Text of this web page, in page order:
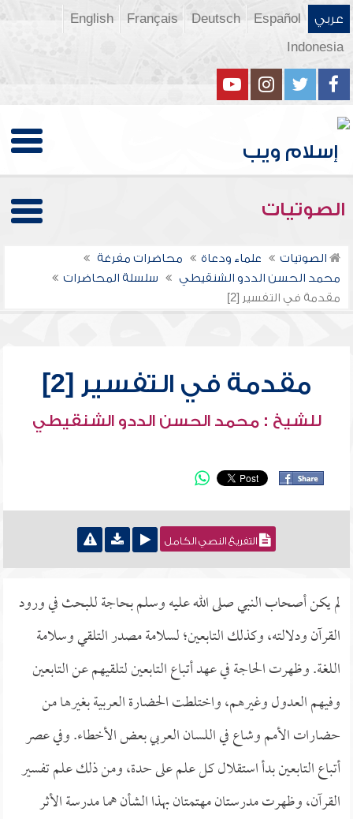
عربي Español
Deutsch
Français
English
Indonesia
الصوتيات
الصوتيات علماء ودعاة
محاضرات مفرغة
محمد الحسن الددو الشنقيطي
سلسلة المحاضرات
مقدمة في التفسير [2]
مقدمة في التفسير [2]
للشيخ : محمد الحسن الددو الشنقيطي
التفريغ النصي الكامل
لم يكن أصحاب النبي صلى الله عليه وسلم بحاجة للبحث في ورود
القرآن ودلالته، وكذلك التابعين؛ لسلامة مصدر التلقي وسلامة
اللغة. وظهرت الحاجة في عهد أتباع التابعين لتلقيهم عن التابعين
وفيهم العدول وغيرهم، واختلطت الحضارة العربية بغيرها من
حضارات الأمم وشاع في اللسان العربي بعض الأخطاء. وفي عصر
أتباع التابعين بدأ استقلال كل علم على حدة، ومن ذلك علم تفسير
القرآن، وظهرت مدرستان مهتمتان بهذا الشأن هما مدرسة الأثر